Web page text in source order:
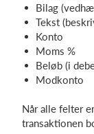
Bilag
Tekst
Konto
Moms %
Beløb (i
Modkonto
Når alle felter
transaktionen